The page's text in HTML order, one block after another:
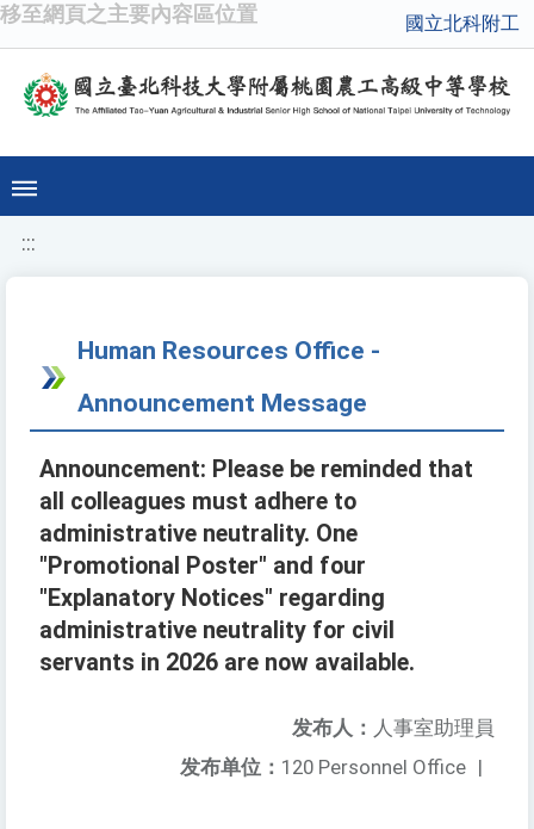
移至網頁之主要內容區位置 國立北科附工
:::
Human Resources Office -
Announcement Message
Announcement: Please be reminded that
all colleagues must adhere to
administrative neutrality. One
"Promotional Poster" and four
"Explanatory Notices" regarding
administrative neutrality for civil
servants in 2026 are now available.
发布人： 人事室助理員
发布单位： 120 Personnel Office |